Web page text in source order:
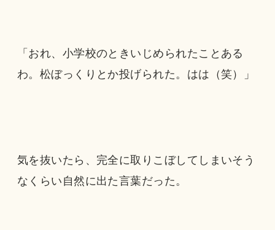
「おれ、小学校のときいじめられたことある
わ。松ぼっくりとか投げられた。はは（笑）」
気を抜いたら、完全に取りこぼしてしまいそう
なくらい自然に出た言葉だった。